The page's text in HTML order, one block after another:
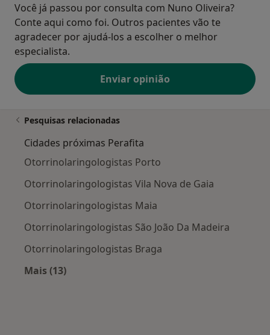
Você já passou por consulta com Nuno Oliveira?
Conte aqui como foi. Outros pacientes vão te
agradecer por ajudá-los a escolher o melhor
especialista.
Enviar opinião
Pesquisas relacionadas
Cidades próximas Perafita
Otorrinolaringologistas Porto
Otorrinolaringologistas Vila Nova de Gaia
Otorrinolaringologistas Maia
Otorrinolaringologistas São João Da Madeira
Otorrinolaringologistas Braga
Mais (13)